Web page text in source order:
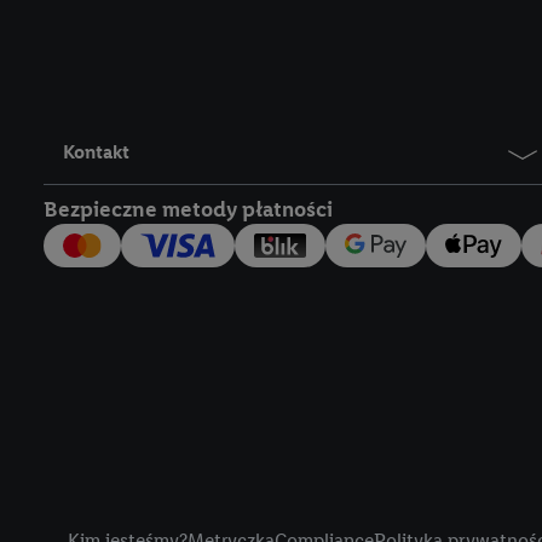
Kontakt
Bezpieczne metody płatności
Lidl Plus, możemy
wymienionych
następnie
użytkownika w
my i jeden z innych
Użytkownik upoważnia
usługach Lidl. Utiq
tak, Utiq udostępni
numeru
wykorzystany do
szczególności
obsługiwanych przez
korzystanie z
lub